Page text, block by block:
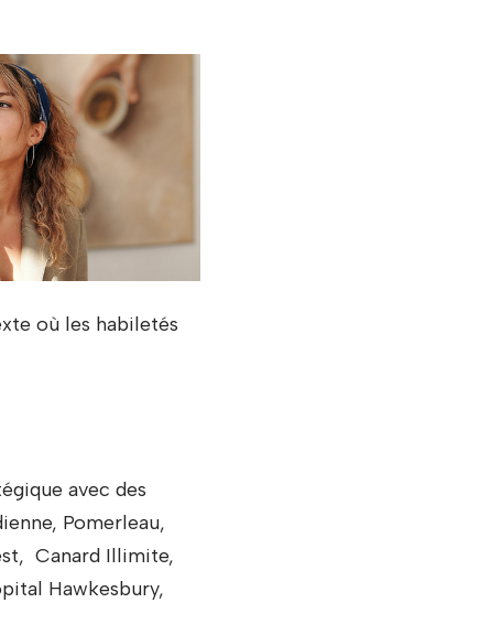
où les habiletés
avec des
Pomerleau,
Canard Illimite,
Hawkesbury,